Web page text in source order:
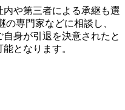
や第三者による承継も選
専門家などに相談し、
身が引退を決意されたと
となります。